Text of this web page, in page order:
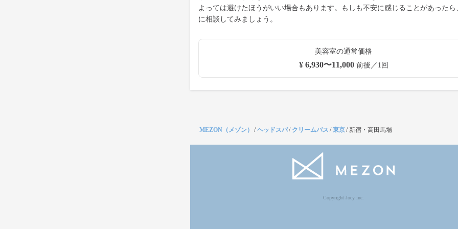
よっては避けたほうがいい場合もあります。もしも不安に感じることがあったら
に相談してみましょう。
美容室の通常価格
¥ 6,930〜11,000前後／1回
MEZON（メゾン） /ヘッドスパ/ クリームバス /東京/ 新宿・高田馬場
Copyright Jocy inc.